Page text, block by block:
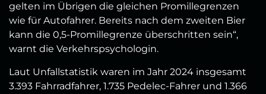
gelten im Übrigen die gleichen Promillegrenzen
wie für Autofahrer. Bereits nach dem zweiten Bier
kann die 0,5-Promillegrenze überschritten sein“,
warnt die Verkehrspsychologin.
Laut Unfallstatistik waren im Jahr 2024 insgesamt
3.393 Fahrradfahrer, 1.735 Pedelec-Fahrer und 1.366